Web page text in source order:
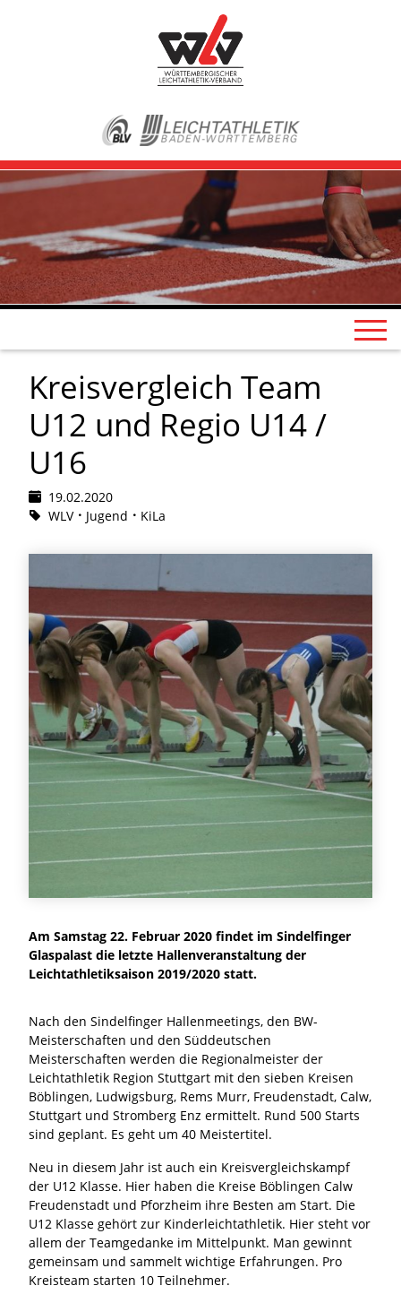
Kreisvergleich Team
U12 und Regio U14 /
U16
19.02.2020
WLV
Jugend KiLa
Am Samstag 22. Februar 2020 findet im Sindelfinger
Glaspalast die letzte Hallenveranstaltung der
Leichtathletiksaison 2019/2020 statt.
Nach den Sindelfinger Hallenmeetings, den BW-
Meisterschaften und den Süddeutschen
Meisterschaften werden die Regionalmeister der
Leichtathletik Region Stuttgart mit den sieben Kreisen
Böblingen, Ludwigsburg, Rems Murr, Freudenstadt, Calw,
Stuttgart und Stromberg Enz ermittelt. Rund 500 Starts
sind geplant. Es geht um 40 Meistertitel.
Neu in diesem Jahr ist auch ein Kreisvergleichskampf
der U12 Klasse. Hier haben die Kreise Böblingen Calw
Freudenstadt und Pforzheim ihre Besten am Start. Die
U12 Klasse gehört zur Kinderleichtathletik. Hier steht vor
allem der Teamgedanke im Mittelpunkt. Man gewinnt
gemeinsam und sammelt wichtige Erfahrungen. Pro
Kreisteam starten 10 Teilnehmer.